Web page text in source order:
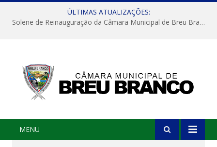
ÚLTIMAS ATUALIZAÇÕES:
Solene de Reinauguração da Câmara Municipal de Breu Branco
MENU